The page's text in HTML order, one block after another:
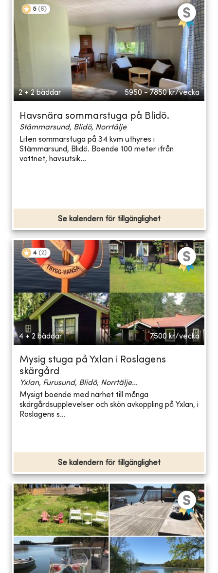
5 (6)
2 + 2 bäddar 5950 - 7850 kr/vecka
Havsnära sommarstuga på Blidö.
Stämmarsund, Blidö, Norrtälje
Liten sommarstuga på 34 kvm uthyres i
Stämmarsund, Blidö. Boende 100 meter ifrån
vattnet, havsutsik...
Se kalendern för tillgänglighet
4 (2)
4 + 2 bäddar 7500 kr/vecka
Mysig stuga på Yxlan i Roslagens
skärgård
Yxlan, Furusund, Blidö, Norrtälje...
Mysigt boende med närhet till många
skärgårdsupplevelser och skön avkoppling på Yxlan, i
Roslagens s...
Se kalendern för tillgänglighet